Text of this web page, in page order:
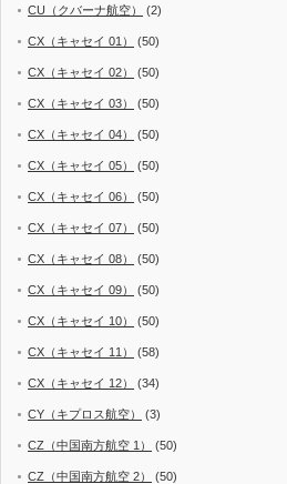
CU（クバーナ航空） (2)
CX（キャセイ 01） (50)
CX（キャセイ 02） (50)
CX（キャセイ 03） (50)
CX（キャセイ 04） (50)
CX（キャセイ 05） (50)
CX（キャセイ 06） (50)
CX（キャセイ 07） (50)
CX（キャセイ 08） (50)
CX（キャセイ 09） (50)
CX（キャセイ 10） (50)
CX（キャセイ 11） (58)
CX（キャセイ 12） (34)
CY（キプロス航空） (3)
CZ（中国南方航空 1） (50)
CZ（中国南方航空 2） (50)